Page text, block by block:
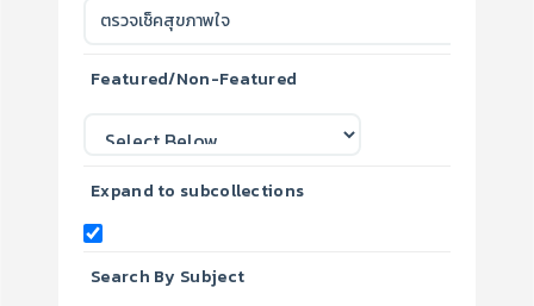
Featured/Non-Featured
Expand to subcollections
Search By Subject